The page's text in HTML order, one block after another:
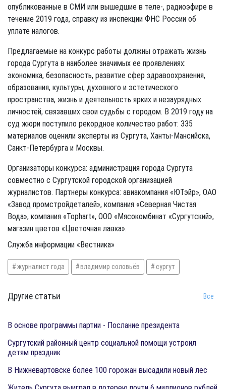
опубликованные в СМИ или вышедшие в теле-, радиоэфире в
течение 2019 года, справку из инспекции ФНС России об
уплате налогов.
Предлагаемые на конкурс работы должны отражать жизнь
города Сургута в наиболее значимых ее проявлениях:
экономика, безопасность, развитие сфер здравоохранения,
образования, культуры, духовного и эстетического
пространства, жизнь и деятельность ярких и незаурядных
личностей, связавших свои судьбы с городом. В 2019 году на
суд жюри поступило рекордное количество работ: 335
материалов оценили эксперты из Сургута, Ханты-Мансийска,
Санкт-Петербурга и Москвы.
Организаторы конкурса: администрация города Сургута
совместно с Сургутской городской организацией
журналистов. Партнеры конкурса: авиакомпания «ЮТэйр», ОАО
«Завод промстройдеталей», компания «Северная Чистая
Вода», компания «Tophart», ООО «Мясокомбинат «Сургутский»,
магазин цветов «Цветочная лавка».
Служба информации «Вестника»
журналист года владимир соловьёв сургут
Другие статьи Все
​В основе программы партии - Послание президента
Сургутский районный центр социальной помощи устроил
детям праздник
В Нижневартовске более 100 горожан высадили новый лес